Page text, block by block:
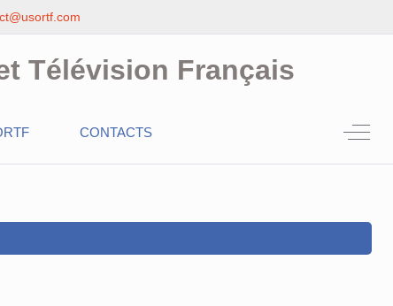
Télévision Français
CONTACTS Off-